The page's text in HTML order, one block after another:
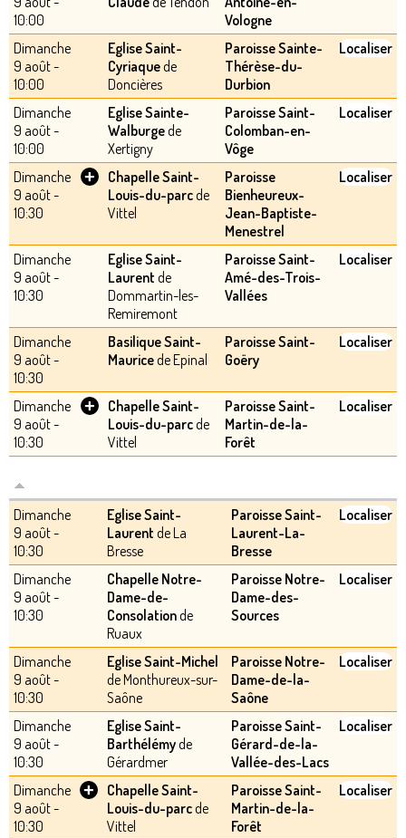
10:00
Vologne
Dimanche
9 août -
10:00
Eglise Saint-
Cyriaquede
Doncières
Paroisse Sainte-
Thérèse-du-
Durbion
Localiser
Dimanche
9 août -
10:00
Eglise Sainte-
Walburgede
Xertigny
Paroisse Saint-
Colomban-en-
Vôge
Localiser
Dimanche
9 août -
10:30
+
Chapelle Saint-
Louis-du-parcde
Vittel
Paroisse
Bienheureux-
Jean-Baptiste-
Menestrel
Localiser
Dimanche
9 août -
10:30
Eglise Saint-
Laurent de
Dommartin-les-
Remiremont
Paroisse Saint-
Amé-des-Trois-
Vallées
Localiser
Dimanche
9 août -
10:30
Basilique Saint-
Mauricede Epinal
Paroisse Saint-
Goëry
Localiser
Dimanche
9 août -
10:30
+
Chapelle Saint-
Louis-du-parcde
Vittel
Paroisse Saint-
Martin-de-la-
Forêt
Localiser
Dimanche
9 août -
10:30
Eglise Saint-
Laurent de La
Bresse
Paroisse Saint-
Laurent-La-
Bresse
Localiser
Dimanche
9 août -
10:30
Chapelle Notre-
Dame-de-
Consolationde
Ruaux
Paroisse Notre-
Dame-des-
Sources
Localiser
Dimanche
9 août -
10:30
Eglise Saint-Michel
de Monthureux-sur-
Saône
Paroisse Notre-
Dame-de-la-
Saône
Localiser
Dimanche
9 août -
10:30
Eglise Saint-
Barthélémyde
Gérardmer
Paroisse Saint-
Gérard-de-la-
Vallée-des-Lacs
Localiser
Dimanche
9 août -
10:30
+
Chapelle Saint-
Louis-du-parcde
Vittel
Paroisse Saint-
Martin-de-la-
Forêt
Localiser